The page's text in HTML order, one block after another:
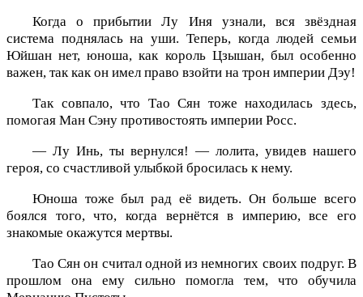
Когда о прибытии Лу Иня узнали, вся звёздная
система поднялась на уши. Теперь, когда людей семьи
Юйшан нет, юноша, как король Цзышан, был особенно
важен, так как он имел право взойти на трон империи Дэу!
Так совпало, что Тао Сян тоже находилась здесь,
помогая Ман Сэну противостоять империи Росс.
— Лу Инь, ты вернулся! — лолита, увидев нашего
героя, со счастливой улыбкой бросилась к нему.
Юноша тоже был рад её видеть. Он больше всего
боялся того, что, когда вернётся в империю, все его
знакомые окажутся мертвы.
Тао Сян он считал одной из немногих своих подруг. В
прошлом она ему сильно помогла тем, что обучила